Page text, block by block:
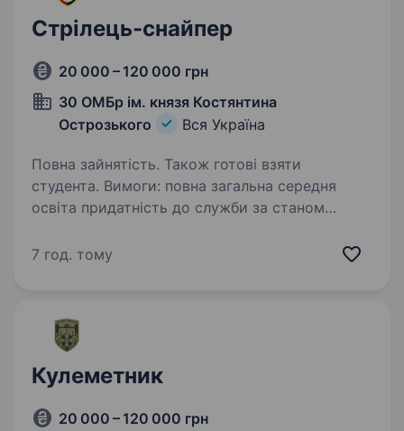
Стрілець-снайпер
20 000 – 120 000 грн
30 ОМБр ім. князя Костянтина
Острозького
Вся Україна
Повна зайнятість. Також готові взяти
студента. Вимоги: повна загальна середня
освіта придатність до служби за станом
фізична підготовка буде перевагою
7 год. тому
Кулеметник
20 000 – 120 000 грн